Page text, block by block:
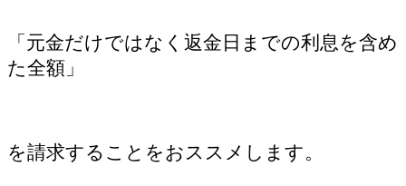
「元金だけではなく返金日までの利息を含め
た全額」
を請求することをおススメします。